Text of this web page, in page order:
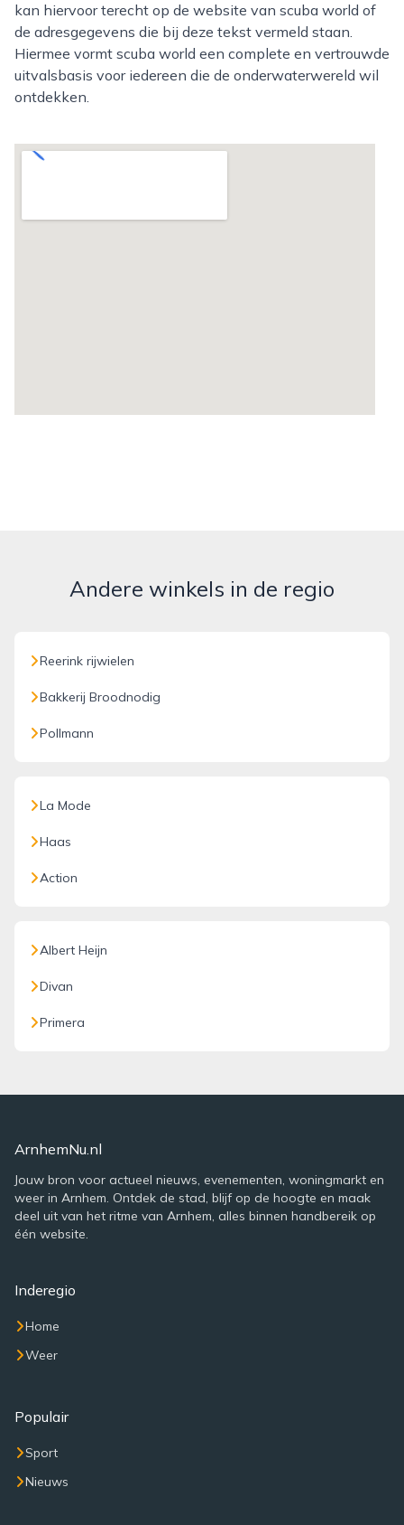
kan hiervoor terecht op de website van scuba world of
de adresgegevens die bij deze tekst vermeld staan.
Hiermee vormt scuba world een complete en vertrouwde
uitvalsbasis voor iedereen die de onderwaterwereld wil
ontdekken.
Andere winkels in de regio
Reerink rijwielen
Bakkerij Broodnodig
Pollmann
La Mode
Haas
Action
Albert Heijn
Divan
Primera
ArnhemNu.nl
Jouw bron voor actueel nieuws, evenementen, woningmarkt en
weer in Arnhem. Ontdek de stad, blijf op de hoogte en maak
deel uit van het ritme van Arnhem, alles binnen handbereik op
één website.
Inderegio
Home
Weer
Populair
Sport
Nieuws